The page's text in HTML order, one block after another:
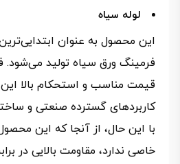
لوله سیاه
این محصول به عنوان
فرمینگ ورق سیاه تولید می‌شود.
قیمت مناسب و استحکام بالا
کاربردهای گسترده صنعتی و
با این حال، از آنجا که این
خاصی ندارد، مقاومت بالایی در